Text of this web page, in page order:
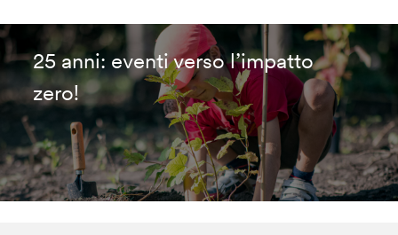
25 anni: eventi verso l’impatto
zero!